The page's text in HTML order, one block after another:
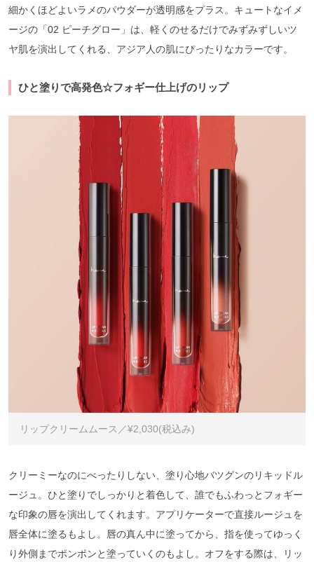
細かくほどよいラメのパウダーが透明感をプラス。キュートなイメ
ージの「02 ピーチグロー」は、軽くのせるだけでみずみずしいツ
ヤ肌を演出してくれる、アジア人の肌にぴったりなカラーです。
ひと塗りで高発色☆フォギー仕上げのリップ
リップクリームムース／¥2,030(税込み)
クリーミーなのにべったりしない、塗り心地バツグンのリキッドル
ージュ。ひと塗りでしっかりと着色して、誰でもふわっとフォギー
な印象の唇を演出してくれます。アプリケーターで直接ルージュを
唇全体に塗るもよし。唇の真ん中に塗ってから、指を使ってゆっく
り外側までポンポンと塗っていくのもよし。オフをする際は、リッ